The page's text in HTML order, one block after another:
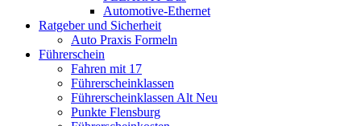
Automotive-Ethernet
Ratgeber und Sicherheit
Auto Praxis Formeln
Führerschein
Fahren mit 17
Führerscheinklassen
Führerscheinklassen Alt Neu
Punkte Flensburg